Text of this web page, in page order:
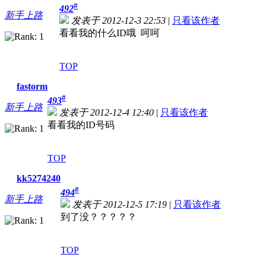
新手上路
492#
发表于 2012-12-3 22:53 | 只看该作者
看看我的什么ID哦 呵呵
TOP
fastorm
新手上路
493#
发表于 2012-12-4 12:40 | 只看该作者
看看我的ID号码
TOP
kk5274240
新手上路
494#
发表于 2012-12-5 17:19 | 只看该作者
到了没？？？？？
TOP